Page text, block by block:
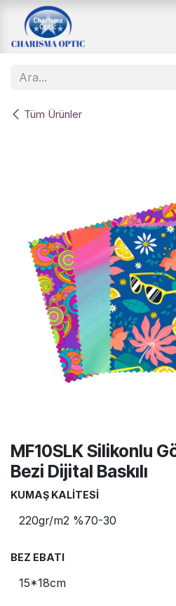
İçereği Atla
Tüm Ürünler
MF10SLK Silikonlu
Bezi Dijital Baskılı
KUMAŞ KALITESI
BEZ EBATI